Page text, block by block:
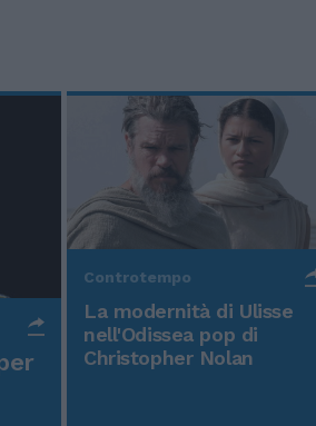
Controtempo
La modernità di Ulisse
nell'Odissea pop di
Christopher Nolan